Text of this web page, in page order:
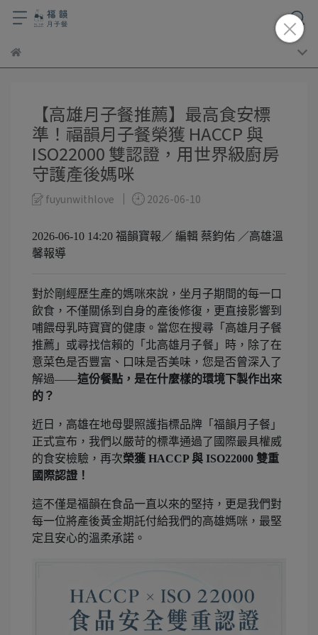
【高雄月子餐推薦】最高食安標
準！福韻月子餐榮獲 HACCP 與
ISO22000 雙認證，用世界級廚房
守護產後媽咪
fuyunwithlove 2026-06-10
2026-06-10 14:20 福韻寶報／ 編輯 蔡鈞佑 ／高雄溫
馨報導
對於剛經歷生產的媽咪來說，坐月子期間的每一口
飲食，不僅關係到自身的產後修復，更直接影響到
哺餵母乳時寶寶的健康。當您在搜尋「高雄月子餐
推薦」或尋找信賴的「北高雄月子餐」時，除了在
意菜色是否豐富、口味是否美味，您是否曾深入了
解過——這份餐點，是在什麼樣的環境下製作出來
的？
近日，高雄在地母嬰照護指標品牌「福韻月子餐」
正式宣布，我們以嚴苛的標準通過了國際最具權威
的食安檢驗，再次榮獲 HACCP 與 ISO22000 雙重
國際認證！
這不僅是福韻在食品一直以來的堅持，更是我們對
每一位將產後黃金期託付給我們的高雄媽咪，最堅
定且安心的溫柔承諾。